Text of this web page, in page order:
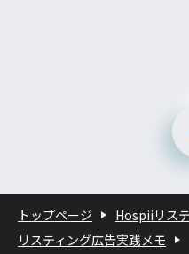
トップページ
Hospiiリス
リスティング広告実践メモ